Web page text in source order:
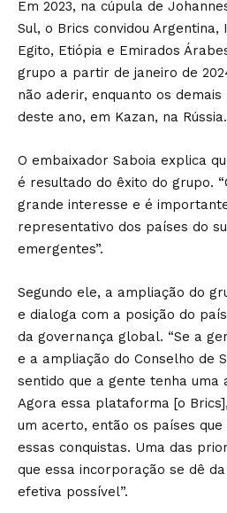
Em 2023, na cúpula de
Sul, o Brics convidou Argentina,
Egito, Etiópia e Emirados
grupo a partir de janeiro de
não aderir, enquanto os
deste ano, em Kazan, na Rússia.
O embaixador Saboia explica
é resultado do êxito do grupo.
grande interesse e é
representativo dos países do
emergentes”.
Segundo ele, a ampliação do
e dialoga com a posição do
da governança global. “Se a
e a ampliação do Conselho de
sentido que a gente tenha uma
Agora essa plataforma [o
um acerto, então os países
essas conquistas. Uma das
que essa incorporação se dê
efetiva possível”.